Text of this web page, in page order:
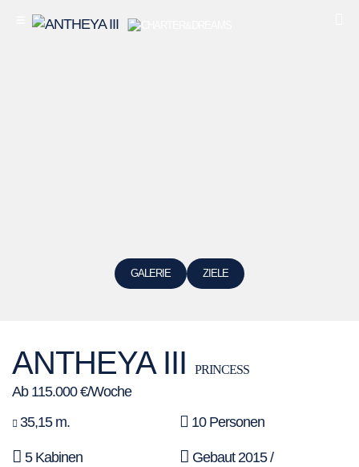
GALERIE ZIELE
ANTHEYA III PRINCESS
Ab 115.000 €/Woche
35,15 m.
10 Personen
5 Kabinen
Gebaut 2015 /